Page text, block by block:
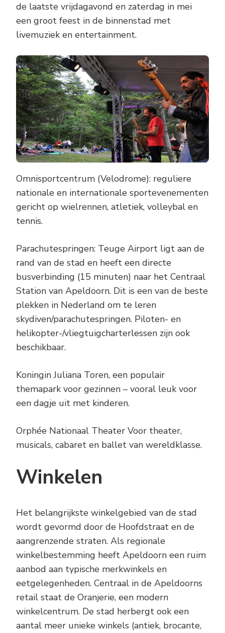
de laatste vrijdagavond en zaterdag in mei
een groot feest in de binnenstad met
livemuziek en entertainment.
Omnisportcentrum (Velodrome): reguliere
nationale en internationale sportevenementen
gericht op wielrennen, atletiek, volleybal en
tennis.
Parachutespringen: Teuge Airport ligt aan de
rand van de stad en heeft een directe
busverbinding (15 minuten) naar het Centraal
Station van Apeldoorn. Dit is een van de beste
plekken in Nederland om te leren
skydiven/parachutespringen. Piloten- en
helikopter-/vliegtuigcharterlessen zijn ook
beschikbaar.
Koningin Juliana Toren, een populair
themapark voor gezinnen – vooral leuk voor
een dagje uit met kinderen.
Orphée Nationaal Theater Voor theater,
musicals, cabaret en ballet van wereldklasse.
Winkelen
Het belangrijkste winkelgebied van de stad
wordt gevormd door de Hoofdstraat en de
aangrenzende straten. Als regionale
winkelbestemming heeft Apeldoorn een ruim
aanbod aan typische merkwinkels en
eetgelegenheden. Centraal in de Apeldoorns
retail staat de Oranjerie, een modern
winkelcentrum. De stad herbergt ook een
aantal meer unieke winkels (antiek, brocante,